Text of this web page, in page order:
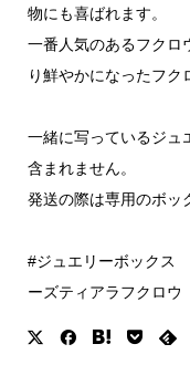
物にも喜ばれます。
一番人気のあるフクロ
り鮮やかになったフク
一緒に写っているジュ
含まれません。
発送の際は専用のボッ
#ジュエリーボック
ーズティアラフクロ